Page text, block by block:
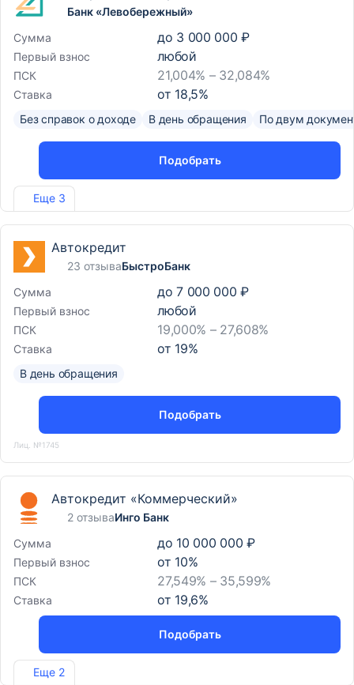
Еще 3
Банк «Левобережный»
Сумма
до 3 000 000 ₽
Первый взнос любой
ПСК 21,004% – 32,084%
Ставка от 18,5%
Без справок о доходе В день обращения По двум
Подобрать
Лиц. №1343
Автокредит
23 отзываБыстроБанк
Сумма
до 7 000 000 ₽
Первый взнос любой
ПСК 19,000% – 27,608%
Ставка от 19%
В день обращения
Подобрать
Лиц. №1745
Еще 2
Автокредит «Коммерческий»
2 отзываИнго Банк
Сумма
до 10 000 000 ₽
Первый взнос от 10%
ПСК 27,549% – 35,599%
Ставка от 19,6%
Подобрать
Лиц. №2307